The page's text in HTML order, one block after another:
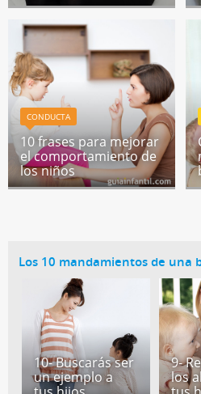
CONDUCTA
10 frases para mejorar
el comportamiento de
los niños
Los 10 mandamientos de una
10- Buscarás ser
un ejemplo a
9-
los